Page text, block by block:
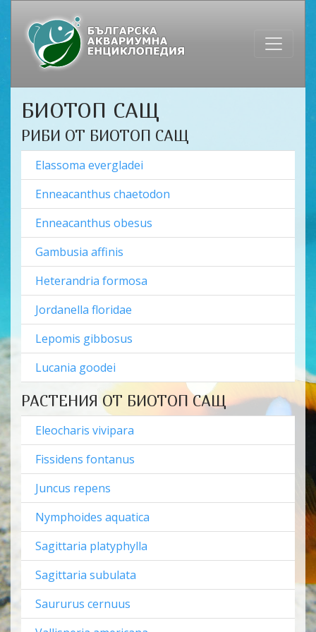
БИОТОП САЩ
РИБИ ОТ БИОТОП САЩ
Elassoma evergladei
Enneacanthus chaetodon
Enneacanthus obesus
Gambusia affinis
Heterandria formosa
Jordanella floridae
Lepomis gibbosus
Lucania goodei
РАСТЕНИЯ ОТ БИОТОП САЩ
Eleocharis vivipara
Fissidens fontanus
Juncus repens
Nymphoides aquatica
Sagittaria platyphylla
Sagittaria subulata
Saururus cernuus